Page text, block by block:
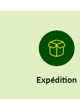
Expédition